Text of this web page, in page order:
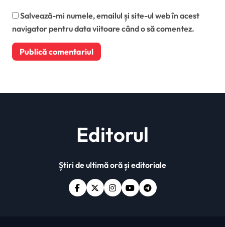
Salvează-mi numele, emailul și site-ul web în acest
navigator pentru data viitoare când o să comentez.
Editorul
Știri de ultimă oră și editoriale